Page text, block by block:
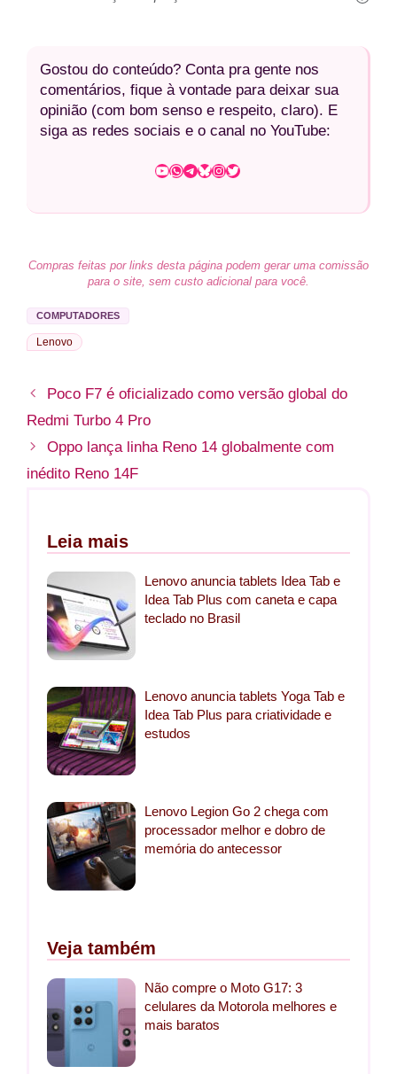
Gostou do conteúdo? Conta pra gente nos
comentários, fique à vontade para deixar sua
opinião (com bom senso e respeito, claro). E
siga as redes sociais e o canal no YouTube:
Youtube WhatsApp TelegramBluesky InstagramTwitter
Compras feitas por links desta página podem gerar uma comissão
para o site, sem custo adicional para você.
COMPUTADORES
Lenovo
Poco F7 é oficializado como versão global do
Redmi Turbo 4 Pro
Oppo lança linha Reno 14 globalmente com
inédito Reno 14F
Leia mais
Lenovo anuncia tablets Idea Tab e
Idea Tab Plus com caneta e capa
teclado no Brasil
Lenovo anuncia tablets Yoga Tab e
Idea Tab Plus para criatividade e
estudos
Lenovo Legion Go 2 chega com
processador melhor e dobro de
memória do antecessor
Veja também
Não compre o Moto G17: 3
celulares da Motorola melhores e
mais baratos